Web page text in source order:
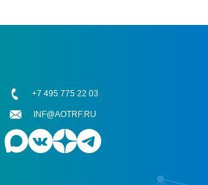
+7 495 775 22 03
INF@AOTRF.RU